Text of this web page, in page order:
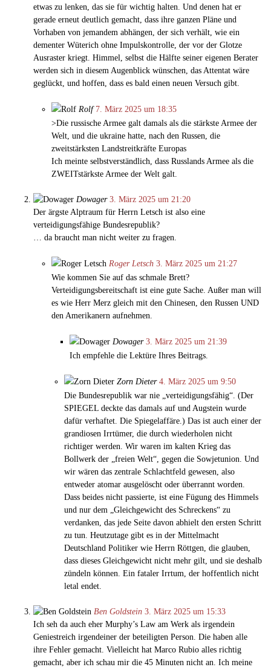
etwas zu lenken, das sie für wichtig halten. Und denen hat er
gerade erneut deutlich gemacht, dass ihre ganzen Pläne und
Vorhaben von jemandem abhängen, der sich verhält, wie ein
dementer Wüterich ohne Impulskontrolle, der vor der Glotze
Ausraster kriegt. Himmel, selbst die Hälfte seiner eigenen Berater
werden sich in diesem Augenblick wünschen, das Attentat wäre
geglückt, und hoffen, dass es bald einen neuen Versuch gibt.
Rolf 7. März 2025 um 18:35
>Die russische Armee galt damals als die stärkste Armee der
Welt, und die ukraine hatte, nach den Russen, die
zweitstärksten Landstreitkräfte Europas
Ich meinte selbstverständlich, dass Russlands Armee als die
ZWEITstärkste Armee der Welt galt.
Dowager 3. März 2025 um 21:20
Der ärgste Alptraum für Herrn Letsch ist also eine
verteidigungsfähige Bundesrepublik?
… da braucht man nicht weiter zu fragen.
Roger Letsch 3. März 2025 um 21:27
Wie kommen Sie auf das schmale Brett?
Verteidigungsbereitschaft ist eine gute Sache. Außer man will
es wie Herr Merz gleich mit den Chinesen, den Russen UND
den Amerikanern aufnehmen.
Dowager 3. März 2025 um 21:39
Ich empfehle die Lektüre Ihres Beitrags.
Zorn Dieter 4. März 2025 um 9:50
Die Bundesrepublik war nie „verteidigungsfähig“. (Der
SPIEGEL deckte das damals auf und Augstein wurde
dafür verhaftet. Die Spiegelaffäre.) Das ist auch einer der
grandiosen Irrtümer, die durch wiederholen nicht
richtiger werden. Wir waren im kalten Krieg das
Bollwerk der „freien Welt“, gegen die Sowjetunion. Und
wir wären das zentrale Schlachtfeld gewesen, also
entweder atomar ausgelöscht oder überrannt worden.
Dass beides nicht passierte, ist eine Fügung des Himmels
und nur dem „Gleichgewicht des Schreckens“ zu
verdanken, das jede Seite davon abhielt den ersten Schritt
zu tun. Heutzutage gibt es in der Mittelmacht
Deutschland Politiker wie Herrn Röttgen, die glauben,
dass dieses Gleichgewicht nicht mehr gilt, und sie deshalb
zündeln können. Ein fataler Irrtum, der hoffentlich nicht
letal endet.
Ben Goldstein 3. März 2025 um 15:33
Ich seh da auch eher Murphy’s Law am Werk als irgendein
Geniestreich irgendeiner der beteiligten Person. Die haben alle
ihre Fehler gemacht. Vielleicht hat Marco Rubio alles richtig
gemacht, aber ich schau mir die 45 Minuten nicht an. Ich meine